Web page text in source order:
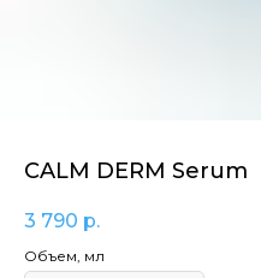
CALM DERM Serum
3 790 р.
Объем, мл